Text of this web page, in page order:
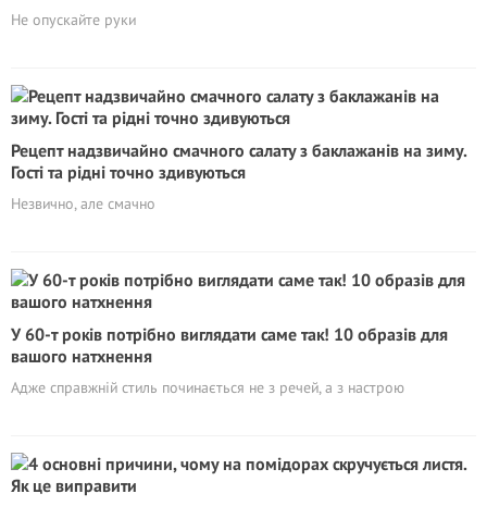
Не опускайте руки
Рецепт надзвичайно смачного салату з баклажанів на зиму.
Гості та рідні точно здивуються
Незвично, але смачно
У 60-т років потрібно виглядати саме так! 10 образів для
вашого натхнення
Адже справжній стиль починається не з речей, а з настрою